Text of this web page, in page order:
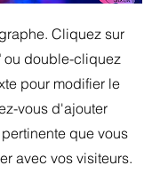
Cliquez sur
ou double-cliquez
pour modifier le
vous d'ajouter
que vous
avec vos visiteurs.